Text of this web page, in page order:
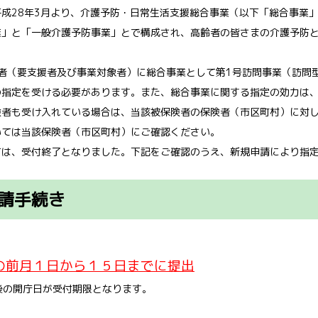
28年3月より、介護予防・日常生活支援総合事業（以下「総合事業
と「一般介護予防事業」とで構成され、高齢者の皆さまの介護予防
要支援者及び事業対象者）に総合事業として第1号訪問事業（訪問
定を受ける必要があります。また、総合事業に関する指定の効力は
も受け入れている場合は、当該被保険者の保険者（市区町村）に対
は当該保険者（市区町村）にご確認ください。
、受付終了となりました。下記をご確認のうえ、新規申請により指
手続き
月１日から１５日までに提出
開庁日が受付期限となります。